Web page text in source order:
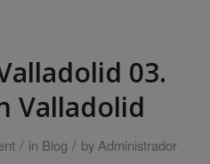
03.
Valladolid
/ in Blog / by Administrador